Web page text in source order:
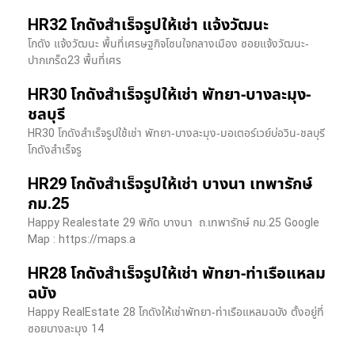
HR32 โกดังสำเร็จรูปให้เช่า แจ้งวัฒนะ
โกดัง แจ้งวัฒนะ พื้นที่เศรษฐกิจโซนใจกลางเมือง ซอยแจ้งวัฒนะ-
ปากเกร็ด23 พื้นที่เศร
HR30 โกดังสำเร็จรูปให้เช่า พัทยา-บางละมุง-
ชลบุรี
HR30 โกดังสำเร็จรูปใช้เช่า พัทยา-บางละมุง-มอเตอร์เวย์บ่อวิน-ชลบุรี
โกดังสำเร็จรู
HR29 โกดังสำเร็จรูปให้เช่า บางนา เทพารักษ์
กม.25
Happy Realestate 29 พิกัด บางนา​ ถ.เทพารักษ์ กม.25 Google
Map : ​https://maps.a
HR28 โกดังสำเร็จรูปให้เช่า พัทยา-ท่าเรือแหลม
ฉบัง
Happy RealEstate 28 โกดังให้เช่าพัทยา-ท่าเรือแหลมฉบัง ตั้งอยู่ที่
ซอยบางละมุง 14